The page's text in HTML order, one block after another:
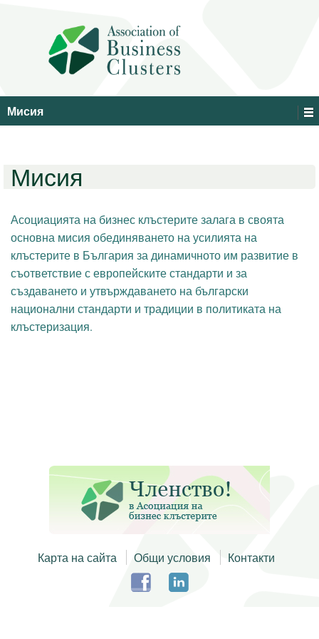
Мисия
Мисия
Асоциацията на бизнес клъстерите залага в своята
основна мисия обединяването на усилията на
клъстерите в България за динамичното им развитие в
съответствие с европейските стандарти и за
създаването и утвърждаването на български
национални стандарти и традиции в политиката на
клъстеризация.
Карта на сайта Общи условия Контакти